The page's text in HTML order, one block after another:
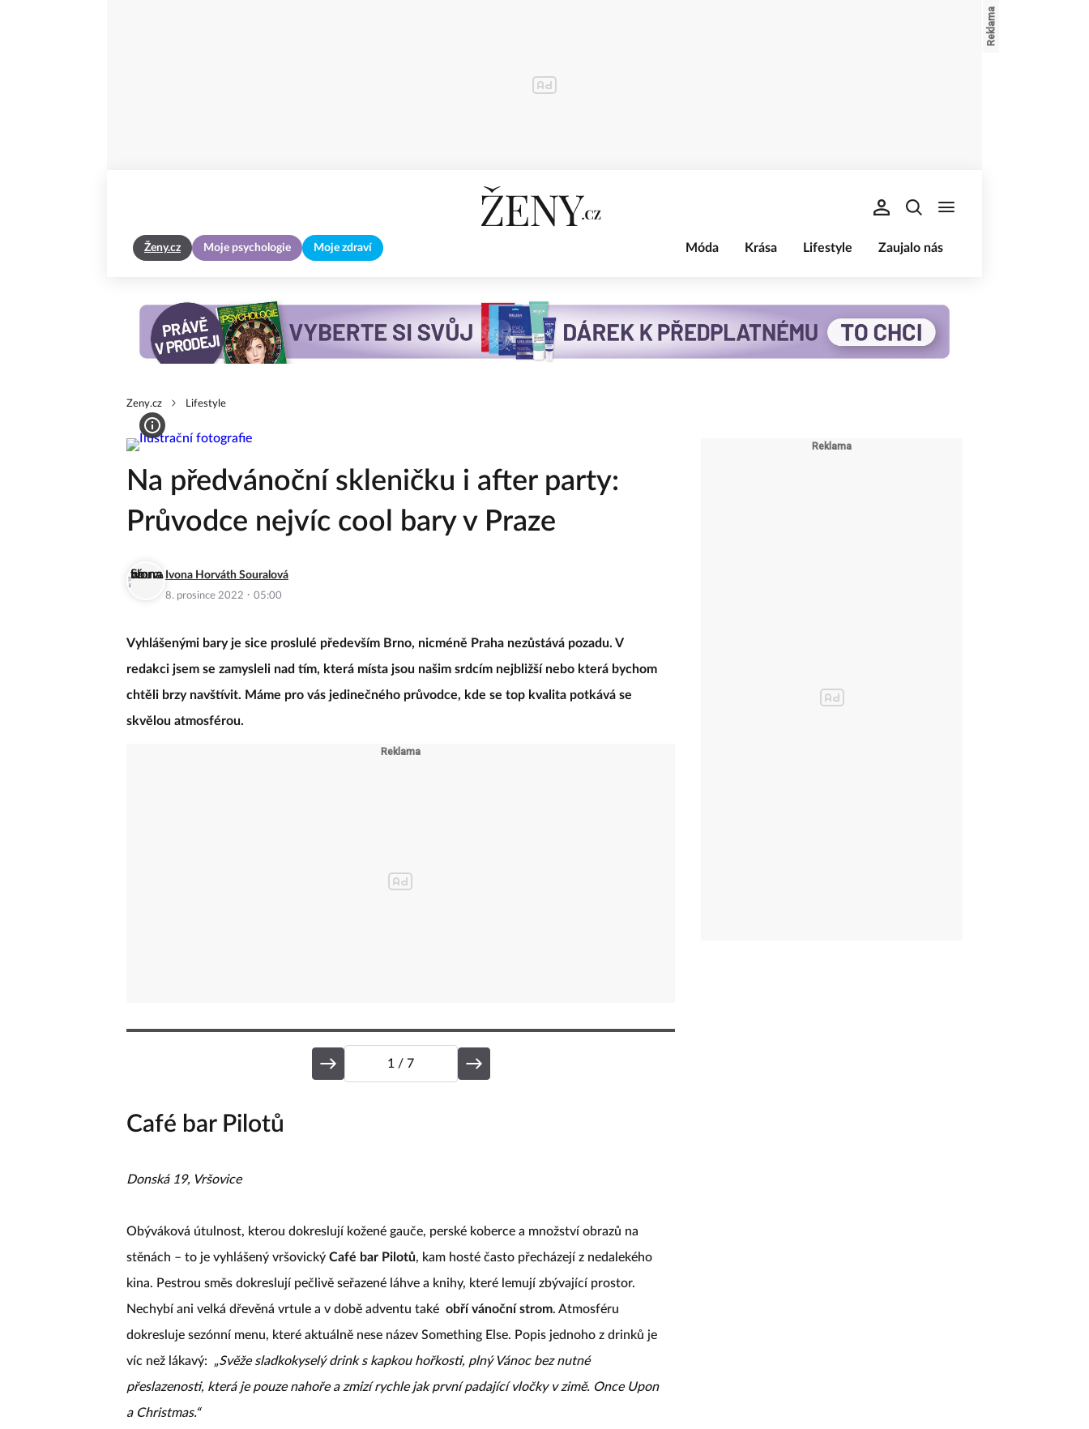
Ženy.cz Moje psychologie Moje zdraví Móda Krása Lifestyle Zaujalo nás
Zeny.cz Lifestyle
Na předvánoční skleničku i after party:
Průvodce nejvíc cool bary v Praze
Ivona Horváth Souralová
8. prosince 2022 · 05:00
Vyhlášenými bary je sice proslulé především Brno, nicméně Praha nezůstává pozadu. V
redakci jsem se zamysleli nad tím, která místa jsou našim srdcím nejbližší nebo která bychom
chtěli brzy navštívit. Máme pro vás jedinečného průvodce, kde se top kvalita potkává se
skvělou atmosférou.
1 / 7
Café bar Pilotů
Donská 19, Vršovice
Obýváková útulnost, kterou dokreslují kožené gauče, perské koberce a množství obrazů na
stěnách – to je vyhlášený vršovický Café bar Pilotů, kam hosté často přecházejí z nedalekého
kina. Pestrou směs dokreslují pečlivě seřazené láhve a knihy, které lemují zbývající prostor.
Nechybí ani velká dřevěná vrtule a v době adventu také obří vánoční strom. Atmosféru
dokresluje sezónní menu, které aktuálně nese název Something Else. Popis jednoho z drinků je
víc než lákavý:
„Svěže sladkokyselý drink s kapkou hořkosti, plný Vánoc bez nutné
přeslazenosti, která je pouze nahoře a zmizí rychle jak první padající vločky v zimě. Once Upon
a Christmas.“